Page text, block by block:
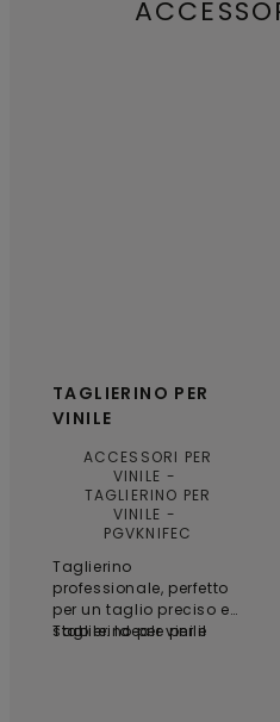
TAGLIERINO PER
VINILE
ACCESSORI PER
VINILE
TAGLIERINO PER
VINILE
PGVKNIFEC
Taglierino
professionale, perfetto
per un taglio preciso e
stabile. Ideale per il
Taglierino per vinile